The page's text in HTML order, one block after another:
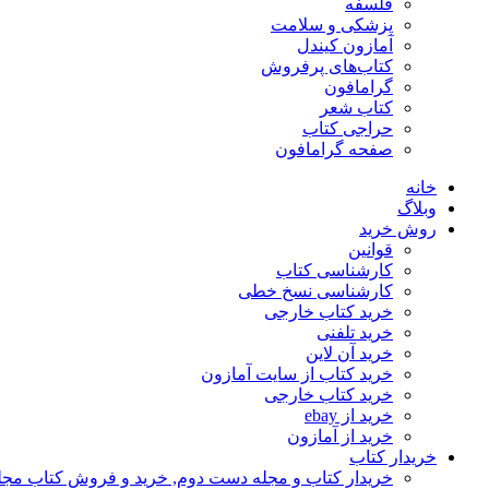
فلسفه
پزشکی و سلامت
آمازون کیندل
کتاب‌های پرفروش
گرامافون
کتاب شعر
حراجی کتاب
صفحه گرامافون
خانه
وبلاگ
روش خرید
قوانین
کارشناسی کتاب
کارشناسی نسخ خطی
خرید کتاب خارجی
خرید تلفنی
خرید آن لاین
خرید کتاب از سایت آمازون
خرید کتاب خارجی
خرید از ebay
خرید از آمازون
خریدار کتاب
خریدار کتاب و مجله دست دوم, خرید و فروش کتاب